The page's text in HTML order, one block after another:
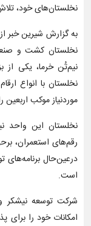
نخلستان‌های خود،
به گزارش شیرین خبر
نخلستان کشت و
نیم‌تُن خرما، یکی
نخلستان با انواع
موردنیاز موکب اربعین
رقم‌های استعمران،
درعین‌حال
است.
شرکت توسعه نیشکر و
امکانات خود را برای